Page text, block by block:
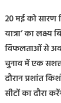
20 मई को सारण
यात्रा’ का
विफलताओं से
चुनाव में एक
दौरान प्रशांत
सीटों का दौरा